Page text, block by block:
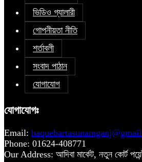
ভিডিও গ্যালারী
গোপনীয়তা নীতি
শর্তাবলী
সংবাদ পাঠান
যোগাযোগ
যোগাযোগঃ
Email:
Phone: 01624-408771
Our Address: আদিবা মার্কেট, নতুন কোর্ট